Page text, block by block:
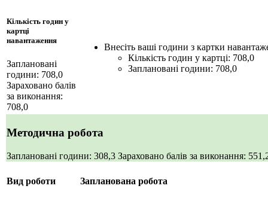
Кількість годин у
картці
навантаження
Заплановані
години: 708,0
Зараховано балів
за виконання:
708,0
Внесіть ваші години з картки
Кількість годин у картці: 708,0
Заплановані години: 708,0
Методична робота
Заплановані години: 308,3 Зараховано балів за виконання:
Вид роботи Запланована робота